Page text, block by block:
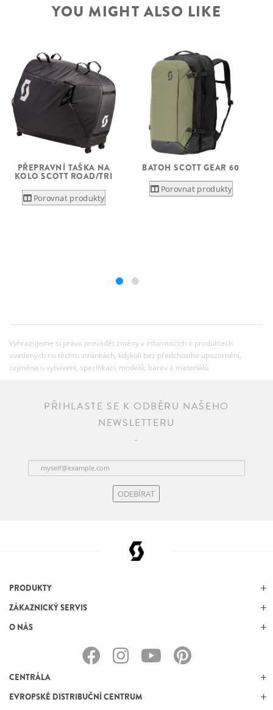
YOU MIGHT ALSO LIKE
PŘEPRAVNÍ TAŠKA NA
KOLO SCOTT ROAD/TRI
Porovnat produkty
BATOH SCOTT GEAR 60
Porovnat produkty
Vyhrazujeme si právo provádět změny v informacích o produktech
uvedených na těchto stránkách, kdykoli bez předchozího upozornění,
zejména u vybavení, specifikací, modelů, barev a materiálů.
PŘIHLASTE SE K ODBĚRU NAŠEHO
NEWSLETTERU
ODEBÍRAT
PRODUKTY
ZÁKAZNICKÝ SERVIS
O NÁS
CENTRÁLA
EVROPSKÉ DISTRIBUČNÍ CENTRUM